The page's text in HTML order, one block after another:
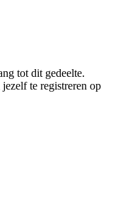
tot dit gedeelte.
jezelf te registreren op